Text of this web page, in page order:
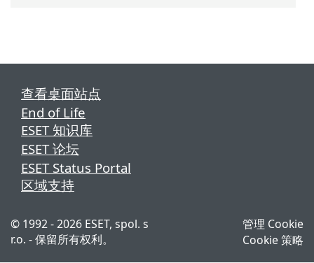
查看桌面站点
End of Life
ESET 知识库
ESET 论坛
ESET Status Portal
区域支持
© 1992 - 2026 ESET, spol. s
r.o. - 保留所有权利。
管理 Cookie
Cookie 策略